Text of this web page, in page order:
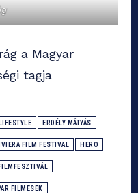
a Magyar
tagja
ERDÉLY MÁTYÁS
FILM FESTIVAL HERO
FILMESEK